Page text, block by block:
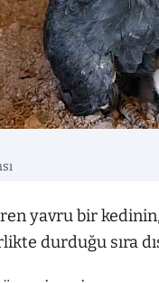
yavru bir
durduğu sıra